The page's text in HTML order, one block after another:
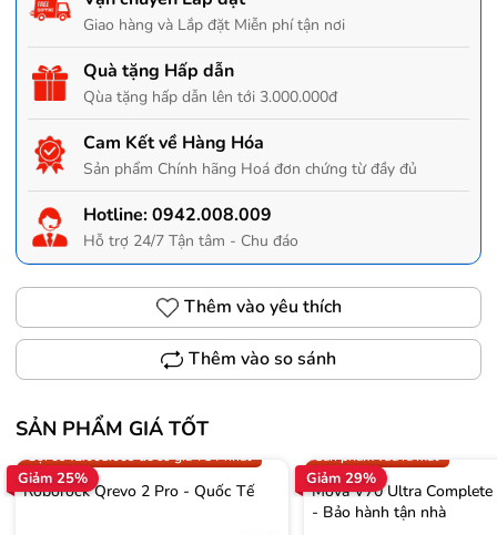
Giao hàng và Lắp đặt Miễn phí tận nơi
Quà tặng Hấp dẫn
Qùa tặng hấp dẫn lên tới 3.000.000đ
Cam Kết về Hàng Hóa
Sản phẩm Chính hãng Hoá đơn chứng từ đầy đủ
Hotline:0942.008.009
Hỗ trợ 24/7 Tận tâm - Chu đáo
Thêm vào yêu thích
Thêm vào so sánh
SẢN PHẨM GIÁ TỐT
Giảm 25%
Trợ giá 300.000đ
Gọi 0942.008.009 để có giá TỐT nhất
Roborock Qrevo 2 Pro - Quốc Tế
Giảm 29%
Sản phẩm vừa ra mắt
Mova V70 Ultra
- Bảo hành tận nhà